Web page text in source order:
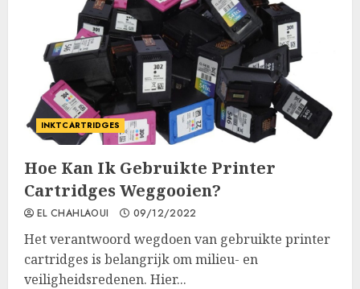
INKTCARTRIDGES
Hoe Kan Ik Gebruikte Printer
Cartridges Weggooien?
EL CHAHLAOUI 09/12/2022
Het verantwoord wegdoen van gebruikte printer
cartridges is belangrijk om milieu- en
veiligheidsredenen. Hier...